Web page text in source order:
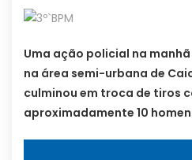
Uma ação policial na
na área semi-urbana de
culminou em troca de tiros
aproximadamente 10